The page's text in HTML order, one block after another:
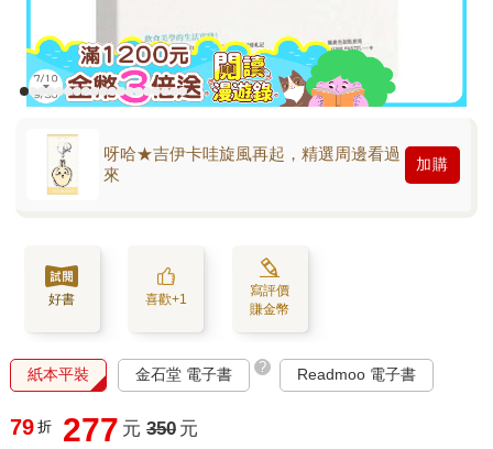
呀哈★吉伊卡哇旋風再起，精選周邊看過
來
加購
好書 喜歡+1
寫評價
賺金幣
紙本平裝 金石堂 電子書 ? Readmoo 電子書
79 折 277 元 350 元